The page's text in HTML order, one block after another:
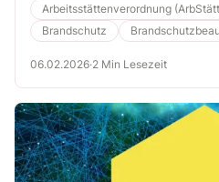
Gebäudeversicherungen (VKG)
beschlossen, den bereits in der
Entwurf für liberalisierte
noch einmal grundlegend zu
Brandschutzkonzepte erweitert
sollte Ihr Massnahmenplan dabei
Arbeitsstättenverordnung
Brandschutz
06.02.2026·2 Min Lesezeit